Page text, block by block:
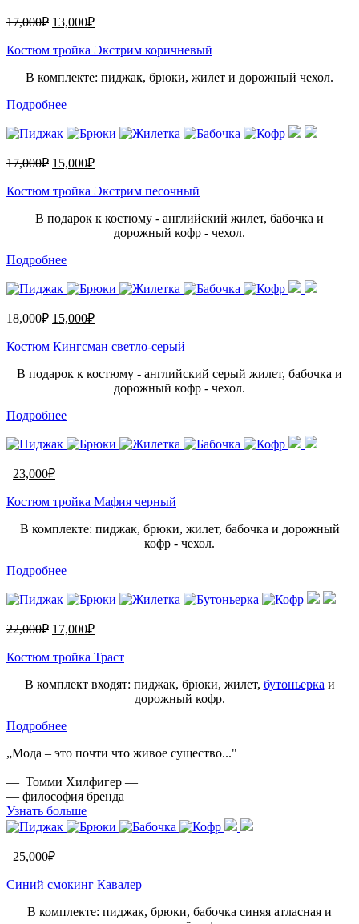
17,000₽ 13,000₽
Костюм тройка Экстрим коричневый
В комплекте: пиджак, брюки, жилет и дорожный чехол.
Подробнее
17,000₽ 15,000₽
Костюм тройка Экстрим песочный
В подарок к костюму - английский жилет, бабочка и
дорожный кофр - чехол.
Подробнее
18,000₽ 15,000₽
Костюм Кингсман светло-серый
В подарок к костюму - английский серый жилет, бабочка и
дорожный кофр - чехол.
Подробнее
23,000₽
Костюм тройка Мафия черный
В комплекте: пиджак, брюки, жилет, бабочка и дорожный
кофр - чехол.
Подробнее
22,000₽ 17,000₽
Костюм тройка Траст
В комплект входят: пиджак, брюки, жилет, бутоньерка и
дорожный кофр.
Подробнее
„Мода – это почти что живое существо..."
— Томми Хилфигер —
— философия бренда
Узнать больше
25,000₽
Синий смокинг Кавалер
В комплекте: пиджак, брюки, бабочка синяя атласная и